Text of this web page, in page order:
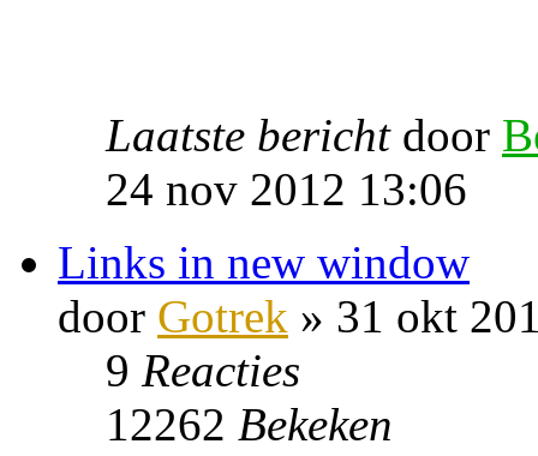
Laatste bericht door
24 nov 2012 13:06
Links in new window
door Gotrek » 31 okt
9 Reacties
12262 Bekeken